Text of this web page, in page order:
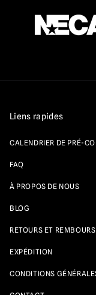
Liens rapides
CALENDRIER DE PRÉ-
FAQ
À PROPOS DE NOUS
BLOG
RETOURS ET
EXPÉDITION
CONDITIONS